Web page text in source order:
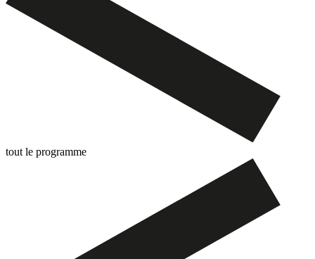
tout le programme